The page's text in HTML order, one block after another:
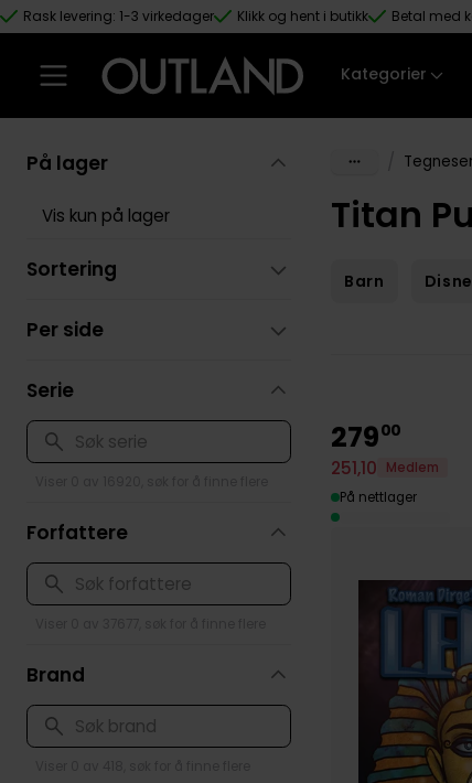
Hopp til hovedinnhold
Rask levering: 1-3 virkedager Klikk og hent i butikk Betal med
Kategorier
Titan
Barn
27900
251,10
Medlem
På nettlager
På lager
Vis kun på lager
Sortering
Per side
Serie
Forfattere
Brand